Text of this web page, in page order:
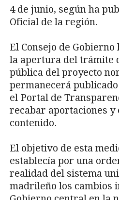
4 de junio, según ha
Oficial de la región.
El Consejo de
la apertura del trámite
pública del proyecto
permanecerá
el Portal de
recabar aportaciones y
contenido.
El objetivo de esta
establecía por una
realidad del sistema
madrileño los cambios